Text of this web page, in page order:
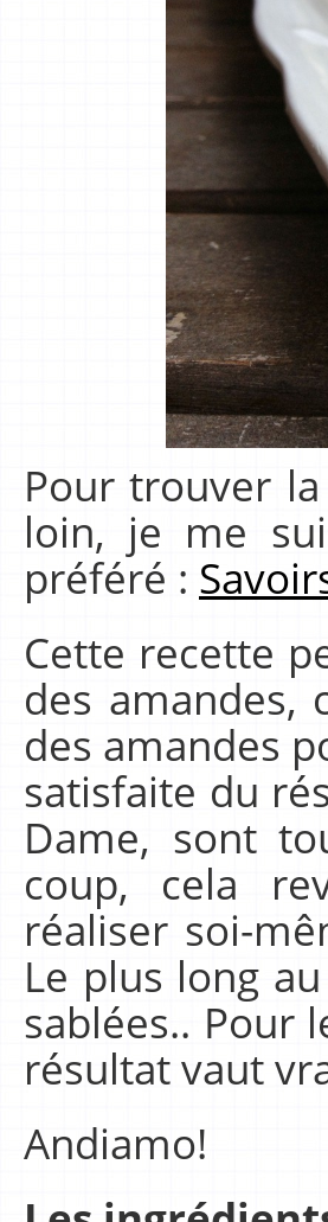
Pour trouver
loin, je me
préféré :
Cette recette
des amandes,
des amandes
satisfaite du
Dame, sont
coup, cela
réaliser soi-
Le plus long
sablées.. Pour
résultat vaut
Andiamo!